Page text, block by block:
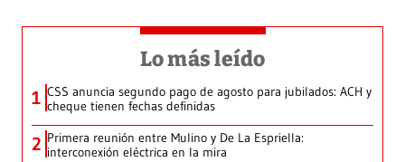
Lo más leído
1 CSS anuncia segundo pago de agosto para jubilados: ACH y
cheque tienen fechas definidas
2 Primera reunión entre Mulino y De La Espriella:
interconexión eléctrica en la mira